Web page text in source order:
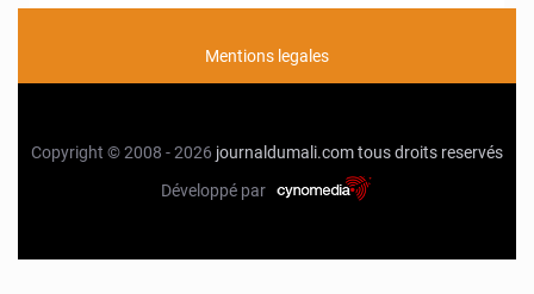
Mentions legales
Copyright © 2008 - 2026 journaldumali.comtous droits reservés
Développé par